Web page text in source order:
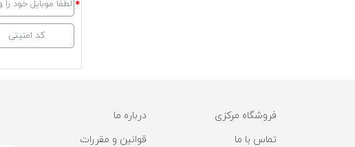
فروشگاه مرکزی
درباره ما
تماس با ما
قوانین و مقررات